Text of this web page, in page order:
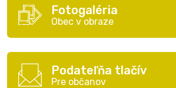
Fotogaléria
Obec v obraze
Podateľňa tlačív
Pre občanov